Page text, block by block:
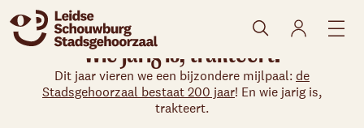
Wie jarig is, trakteert!
Dit jaar vieren we een bijzondere mijlpaal:de
Stadsgehoorzaal bestaat 200 jaar! En wie jarig is,
trakteert.